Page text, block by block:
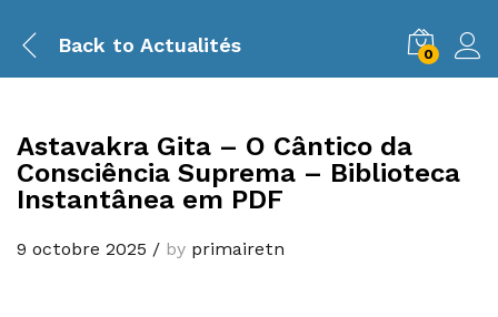
Back to Actualités 0
Astavakra Gita – O Cântico da
Consciência Suprema – Biblioteca
Instantânea em PDF
9 octobre 2025 / by primairetn